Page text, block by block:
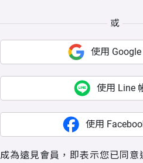
或
使用
使用 Line
使用
成為遠見會員，即表示您已同